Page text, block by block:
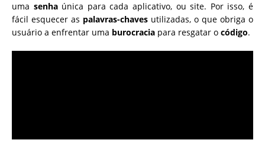
uma senha única para cada aplicativo, ou site. Por isso, é
fácil esquecer as palavras-chaves utilizadas, o que obriga o
usuário a enfrentar uma burocracia para resgatar o código.